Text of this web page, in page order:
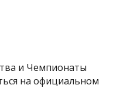
и Чемпионаты
на официальном